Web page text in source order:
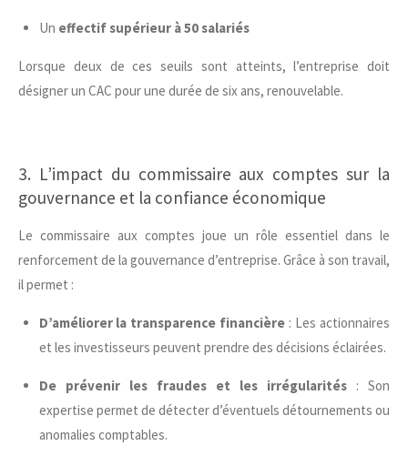
Un effectif supérieur à 50 salariés
Lorsque deux de ces seuils sont atteints, l’entreprise doit
désigner un CAC pour une durée de six ans, renouvelable.
3. L’impact du commissaire aux comptes sur la
gouvernance et la confiance économique
Le commissaire aux comptes joue un rôle essentiel dans le
renforcement de la gouvernance d’entreprise. Grâce à son travail,
il permet :
D’améliorer la transparence financière : Les actionnaires
et les investisseurs peuvent prendre des décisions éclairées.
De prévenir les fraudes et les irrégularités: Son
expertise permet de détecter d’éventuels détournements ou
anomalies comptables.